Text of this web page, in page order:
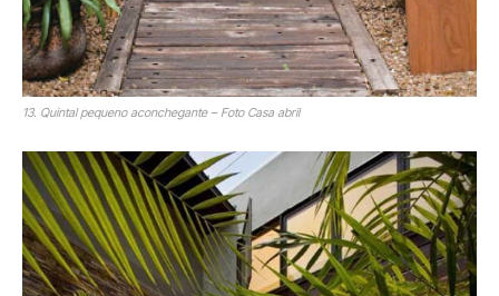
13. Quintal pequeno aconchegante – Foto Casa abril